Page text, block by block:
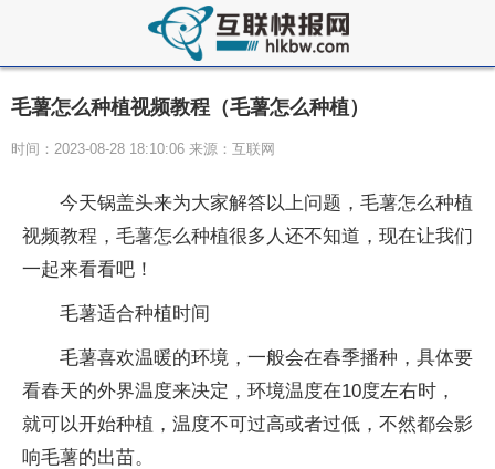
毛薯怎么种植视频教程（毛薯怎么种植）
时间：2023-08-28 18:10:06 来源：互联网
今天锅盖头来为大家解答以上问题，毛薯怎么种植
视频教程，毛薯怎么种植很多人还不知道，现在让我们
一起来看看吧！
毛薯适合种植时间
毛薯喜欢温暖的环境，一般会在春季播种，具体要
看春天的外界温度来决定，环境温度在10度左右时，
就可以开始种植，温度不可过高或者过低，不然都会影
响毛薯的出苗。